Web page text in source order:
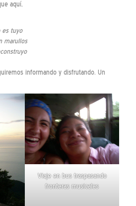
aquí,
es tuyo
marullos
informando y disfrutando. Un
Viaje en bus traspasando
fronteras musicales